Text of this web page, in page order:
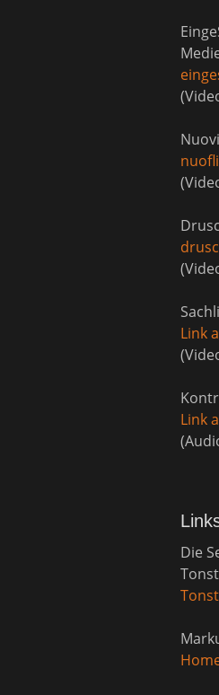
Link
Link
Die